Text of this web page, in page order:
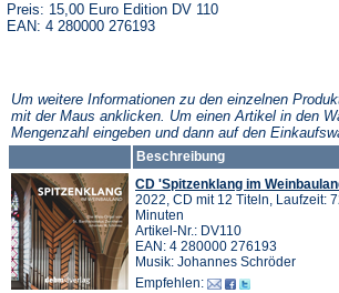
Preis: 15,00 Euro Edition DV 110
EAN: 4 280000 276193
Um weitere Informationen zu den einzelnen
mit der Maus anklicken. Um einen Artikel in den
Mengenzahl eingeben und dann auf den
Beschreibung
CD 'Spitzenklang im
2022, CD mit 12 Titeln, Laufzeit:
Minuten
Artikel-Nr.: DV110
EAN: 4 280000 276193
Musik: Johannes Schröder
Empfehlen: